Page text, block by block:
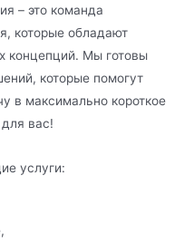
– это команда
которые обладают
концепций. Мы готовы
которые помогут
в максимально короткое
вас!
услуги: